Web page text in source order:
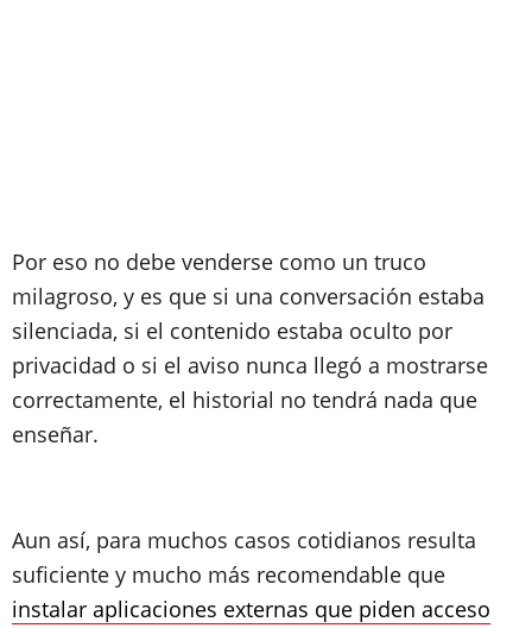
Por eso no debe venderse como un truco
milagroso, y es que si una conversación estaba
silenciada, si el contenido estaba oculto por
privacidad o si el aviso nunca llegó a mostrarse
correctamente, el historial no tendrá nada que
enseñar.
Aun así, para muchos casos cotidianos resulta
suficiente y mucho más recomendable que
instalar aplicaciones externas que piden acceso